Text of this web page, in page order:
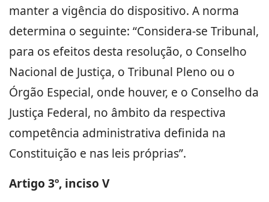
manter a vigência do dispositivo. A norma
determina o seguinte: “Considera-se Tribunal,
para os efeitos desta resolução, o Conselho
Nacional de Justiça, o Tribunal Pleno ou o
Órgão Especial, onde houver, e o Conselho da
Justiça Federal, no âmbito da respectiva
competência administrativa definida na
Constituição e nas leis próprias”.
Artigo 3º, inciso V